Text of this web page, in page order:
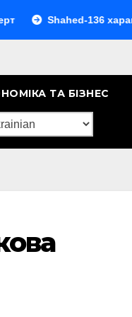
136
ТА БІЗНЕС